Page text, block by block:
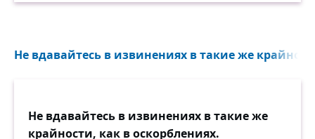
Не вдавайтесь в извинениях в такие же
Не вдавайтесь в извинениях в такие же
крайности, как в оскорблениях.